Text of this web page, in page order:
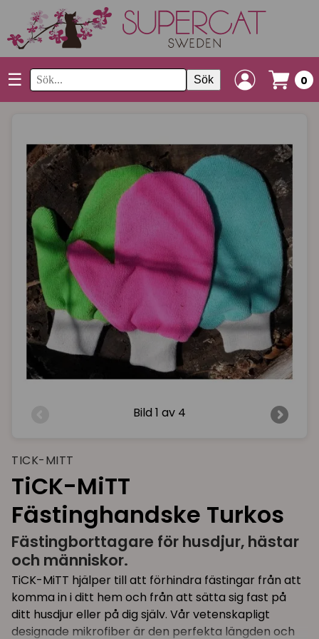
☰ Sök 0
Bild 1 av 4
TICK-MITT
TiCK-MiTT
Fästinghandske Turkos
Fästingborttagare för husdjur, hästar
och människor.
TiCK-MiTT hjälper till att förhindra fästingar från att
komma in i ditt hem och från att sätta sig fast på
ditt husdjur eller på dig själv. Vår vetenskapligt
designade mikrofiber är den perfekta längden och